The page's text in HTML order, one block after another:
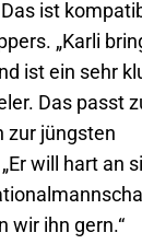
ist
„Karli
ist ein sehr
Das passt
zur jüngsten
will hart an
wir ihn gern.“